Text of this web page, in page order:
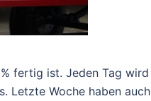
fertig ist. Jeden Tag wird
Letzte Woche haben auch